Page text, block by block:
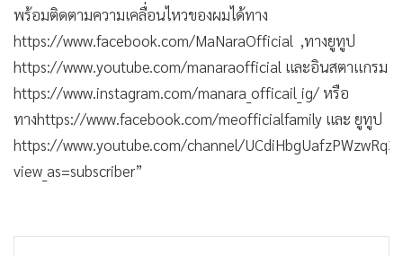
พร้อมติดตามความเคลื่อนไหวของผมได้ทาง
https://www.facebook.com/MaNaraOfficial ,ทางยูทูป
https://www.youtube.com/manaraofficial และอินสตาแกรม
https://www.instagram.com/manara_officail_ig/ หรือ
ทางhttps://www.facebook.com/meofficialfamily และ ยูทูป
https://www.youtube.com/channel/
view_as=subscriber”